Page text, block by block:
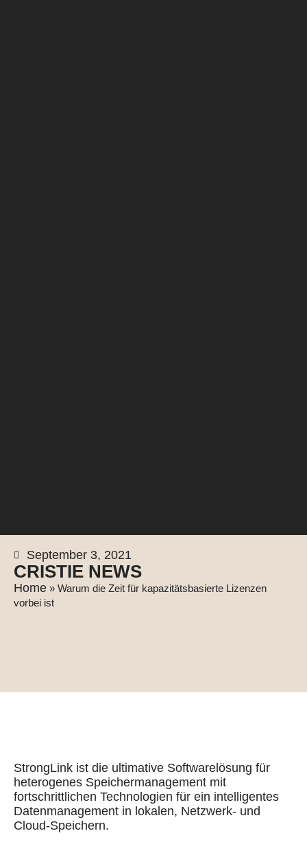
September 3, 2021
CRISTIE NEWS
Home » Warum die Zeit für kapazitätsbasierte Lizenzen
vorbei ist
StrongLink ist die ultimative Softwarelösung für
heterogenes Speichermanagement mit
fortschrittlichen Technologien für ein intelligentes
Datenmanagement in lokalen, Netzwerk- und
Cloud-Speichern.